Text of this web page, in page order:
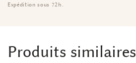
Expédition sous 72h.
Produits similaires